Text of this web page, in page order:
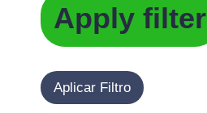
Apply filter
Aplicar Filtro